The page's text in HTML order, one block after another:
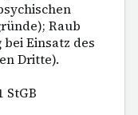
Raub
Einsatz des
Dritte).
StGB